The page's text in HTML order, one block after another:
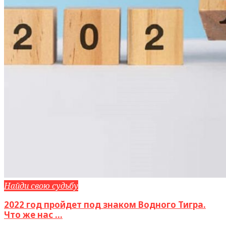
Найди свою судьбу
2022 год пройдет под знаком Водного Тигра.
Что же нас ...